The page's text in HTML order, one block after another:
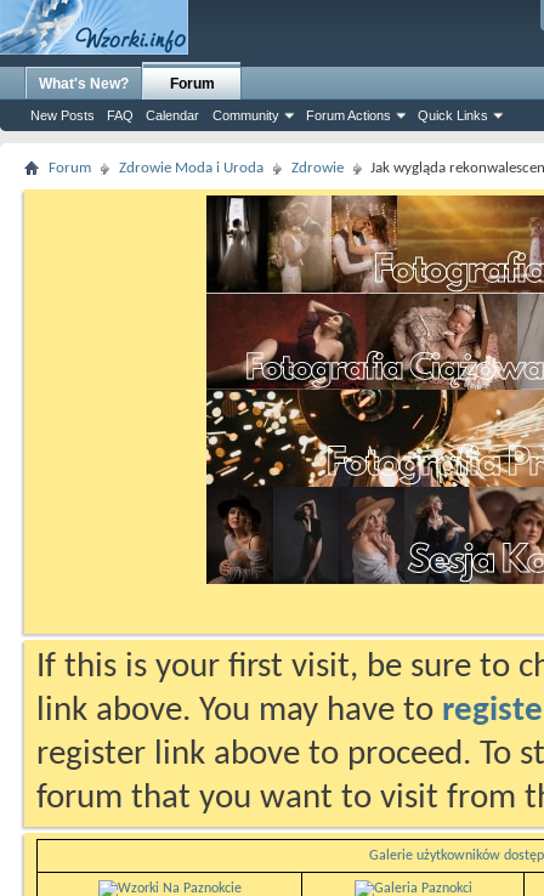
What's New? Forum
New Posts FAQ Calendar Community Forum Actions Quick Links
Forum Zdrowie Moda i Uroda Zdrowie Jak wygląda
If this is your first visit, be sure to
link above. You may have to
register link above to proceed. To
forum that you want to visit from
Galerie użytkowników